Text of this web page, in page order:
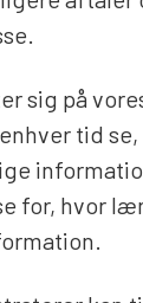
sig på
tid
for, hvor